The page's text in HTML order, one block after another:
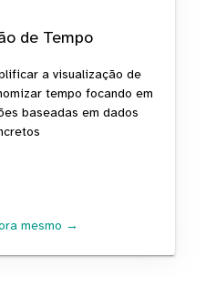
de Tempo
a visualização de
tempo focando em
baseadas em dados
mesmo →